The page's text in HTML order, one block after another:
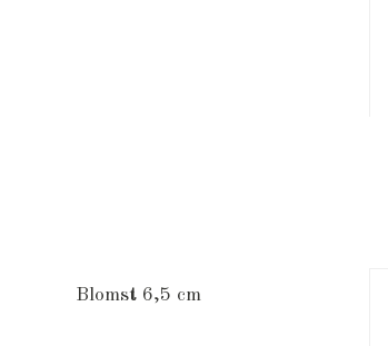
Blomst 6,5 cm